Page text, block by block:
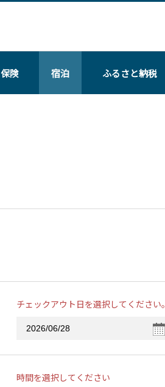
保険 宿泊 ふるさと納税
チェックアウト日を選択してください。
時間を選択してください